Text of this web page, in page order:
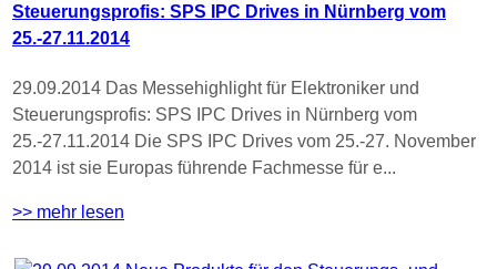
Steuerungsprofis: SPS IPC Drives in Nürnberg vom
25.-27.11.2014
29.09.2014 Das Messehighlight für Elektroniker und
Steuerungsprofis: SPS IPC Drives in Nürnberg vom
25.-27.11.2014 Die SPS IPC Drives vom 25.-27. November
2014 ist sie Europas führende Fachmesse für e...
>> mehr lesen